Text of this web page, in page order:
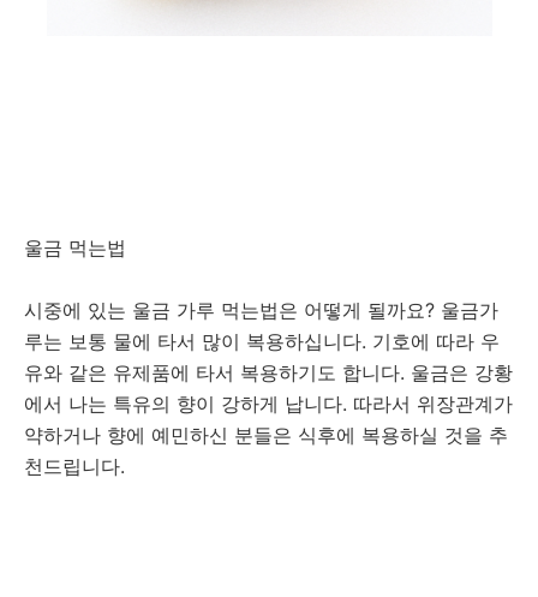
울금 먹는법
시중에 있는 울금 가루 먹는법은 어떻게 될까요? 울금가
루는 보통 물에 타서 많이 복용하십니다. 기호에 따라 우
유와 같은 유제품에 타서 복용하기도 합니다. 울금은 강황
에서 나는 특유의 향이 강하게 납니다. 따라서 위장관계가
약하거나 향에 예민하신 분들은 식후에 복용하실 것을 추
천드립니다.